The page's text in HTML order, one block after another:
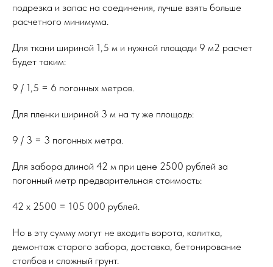
подрезка и запас на соединения, лучше взять больше
расчетного минимума.
Для ткани шириной 1,5 м и нужной площади 9 м2 расчет
будет таким:
9 / 1,5 = 6 погонных метров.
Для пленки шириной 3 м на ту же площадь:
9 / 3 = 3 погонных метра.
Для забора длиной 42 м при цене 2500 рублей за
погонный метр предварительная стоимость:
42 x 2500 = 105 000 рублей.
Но в эту сумму могут не входить ворота, калитка,
демонтаж старого забора, доставка, бетонирование
столбов и сложный грунт.